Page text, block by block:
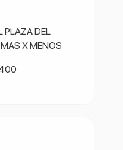
PLAZA DEL
X MENOS